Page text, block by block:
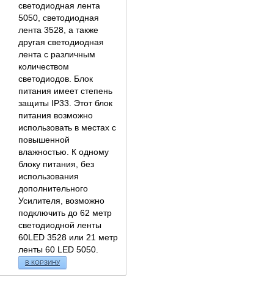
светодиодная лента
5050, светодиодная
лента 3528, а также
другая светодиодная
лента с различным
количеством
светодиодов. Блок
питания имеет степень
защиты IP33. Этот блок
питания возможно
использовать в местах с
повышенной
влажностью. К одному
блоку питания, без
использования
дополнительного
Усилителя, возможно
подключить до 62 метр
светодиодной ленты
60LED 3528 или 21 метр
ленты 60 LED 5050.
В КОРЗИНУ